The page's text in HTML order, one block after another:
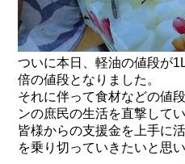
ついに本日、軽油の値段が
倍の値段となりました。
それに伴って食材などの値
ンの庶民の生活を直撃してい
皆様からの支援金を上手に
を乗り切っていきたいと思い